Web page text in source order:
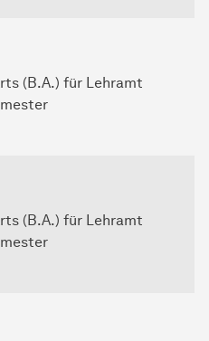
(B.A.) für Lehramt
(B.A.) für Lehramt